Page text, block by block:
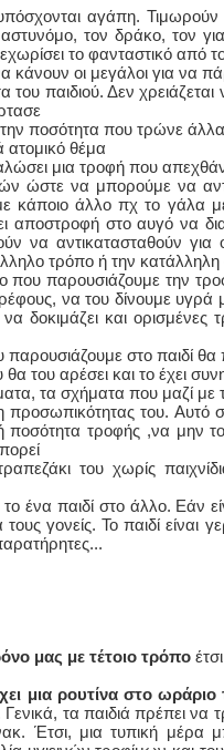
αγάπη.
τον δράκο, τον
το φανταστικό από
κάνουν οι μεγάλοι για να
του παιδιού. Δεν
ποσότητα που τρώνε άλλα
ατομικό θέμα
μια τροφή που
ώστε να μπορούμε να
κάποιο άλλο πχ το γάλα
στο αυγό να
να αντικατασταθούν για
τρόπο ή την κατάλληλη
παρουσιάζουμε την
να του δίνουμε
δοκιμάζει και
παρουσιάζουμε στο παιδί
του αρέσει και το έχει
τα σχήματα που μαζί
του. Αυτό
ποσότητα τροφής ,να μην
του χωρίς
ένα παιδί στο άλλο. Εάν
τους γονείς. Το παιδί
μας με τέτοιο τρόπο
μια ρουτίνα στο
Γενικά, τα παιδιά πρέπει
Έτσι, μια τυπική μέρα